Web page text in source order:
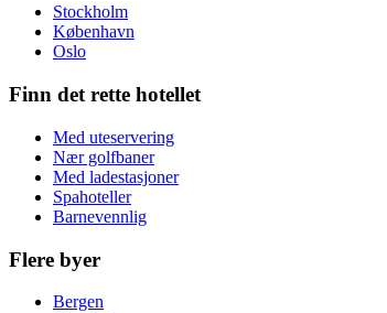
Stockholm
København
Oslo
Finn det rette hotellet
Med uteservering
Nær golfbaner
Med ladestasjoner
Spahoteller
Barnevennlig
Flere byer
Bergen